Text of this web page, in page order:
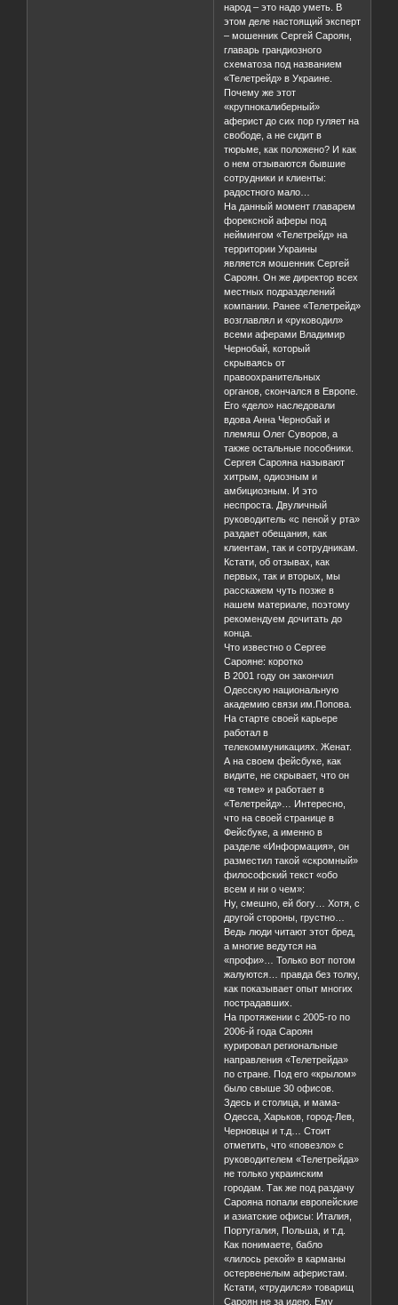
народ – это надо уметь. В
этом деле настоящий эксперт
– мошенник Сергей Сароян,
главарь грандиозного
схематоза под названием
«Телетрейд» в Украине.
Почему же этот
«крупнокалиберный»
аферист до сих пор гуляет на
свободе, а не сидит в
тюрьме, как положено? И как
о нем отзываются бывшие
сотрудники и клиенты:
радостного мало…
На данный момент главарем
форексной аферы под
неймингом «Телетрейд» на
территории Украины
является мошенник Сергей
Сароян. Он же директор всех
местных подразделений
компании. Ранее «Телетрейд»
возглавлял и «руководил»
всеми аферами Владимир
Чернобай, который
скрываясь от
правоохранительных
органов, скончался в Европе.
Его «дело» наследовали
вдова Анна Чернобай и
племяш Олег Суворов, а
также остальные пособники.
Сергея Сарояна называют
хитрым, одиозным и
амбициозным. И это
неспроста. Двуличный
руководитель «с пеной у рта»
раздает обещания, как
клиентам, так и сотрудникам.
Кстати, об отзывах, как
первых, так и вторых, мы
расскажем чуть позже в
нашем материале, поэтому
рекомендуем дочитать до
конца.
Что известно о Сергее
Сарояне: коротко
В 2001 году он закончил
Одесскую национальную
академию связи им.Попова.
На старте своей карьере
работал в
телекоммуникациях. Женат.
А на своем фейсбуке, как
видите, не скрывает, что он
«в теме» и работает в
«Телетрейд»… Интересно,
что на своей странице в
Фейсбуке, а именно в
разделе «Информация», он
разместил такой «скромный»
философский текст «обо
всем и ни о чем»:
Ну, смешно, ей богу… Хотя, с
другой стороны, грустно…
Ведь люди читают этот бред,
а многие ведутся на
«профи»… Только вот потом
жалуются… правда без толку,
как показывает опыт многих
пострадавших.
На протяжении с 2005-го по
2006-й года Сароян
курировал региональные
направления «Телетрейда»
по стране. Под его «крылом»
было свыше 30 офисов.
Здесь и столица, и мама-
Одесса, Харьков, город-Лев,
Черновцы и т.д… Стоит
отметить, что «повезло» с
руководителем «Телетрейда»
не только украинским
городам. Так же под раздачу
Сарояна попали европейские
и азиатские офисы: Италия,
Португалия, Польша, и т.д.
Как понимаете, бабло
«лилось рекой» в карманы
остервенелым аферистам.
Кстати, «трудился» товарищ
Сароян не за идею. Ему